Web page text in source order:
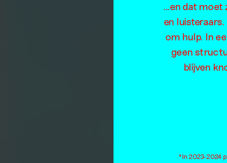
…en dat moet
en
om hulp. In
geen
blijven
*In 2023-2024